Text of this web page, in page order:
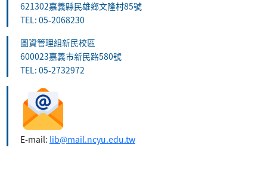
621302嘉義縣民雄鄉文隆村85號
TEL: 05-2068230
圖資管理組新民校區
600023嘉義市新民路580號
TEL: 05-2732972
E-mail: lib@mail.ncyu.edu.tw